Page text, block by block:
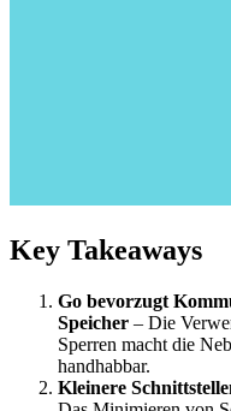
Key Takeaways
Go bevorzugt
Speicher – Die
Sperren macht die
handhabbar.
Kleinere